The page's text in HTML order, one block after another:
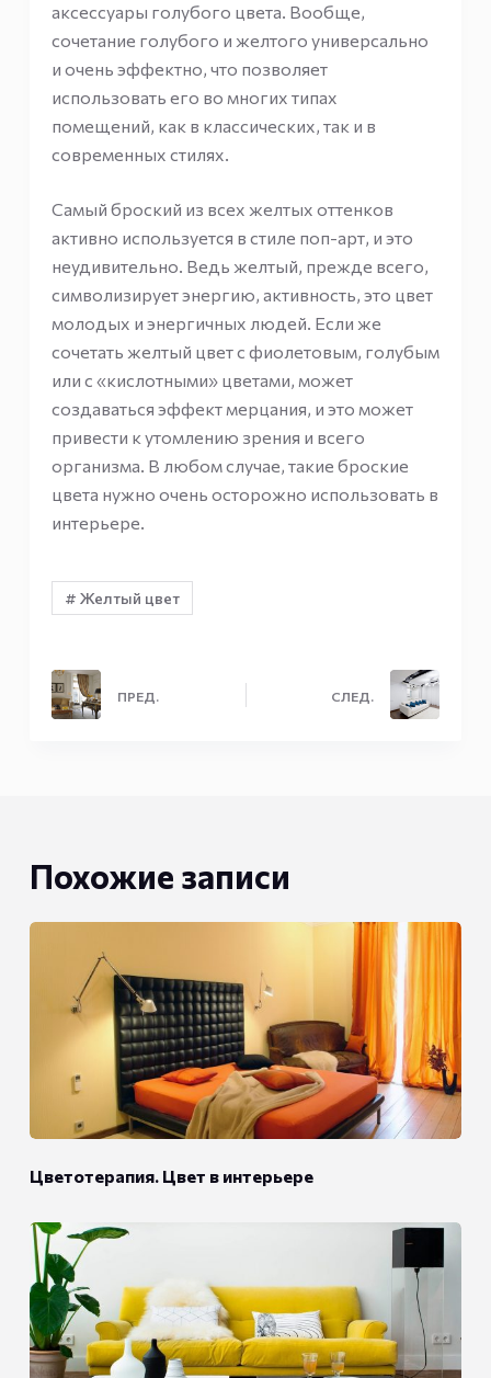
аксессуары голубого цвета. Вообще,
сочетание голубого и желтого универсально
и очень эффектно, что позволяет
использовать его во многих типах
помещений, как в классических, так и в
современных стилях.
Самый броский из всех желтых оттенков
активно используется в стиле поп-арт, и это
неудивительно. Ведь желтый, прежде всего,
символизирует энергию, активность, это цвет
молодых и энергичных людей. Если же
сочетать желтый цвет с фиолетовым, голубым
или с «кислотными» цветами, может
создаваться эффект мерцания, и это может
привести к утомлению зрения и всего
организма. В любом случае, такие броские
цвета нужно очень осторожно использовать в
интерьере.
# Желтый цвет
ПРЕД. СЛЕД.
Похожие записи
Цветотерапия. Цвет в интерьере